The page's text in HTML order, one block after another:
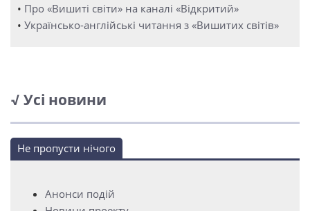
• Про «Вишиті світи» на каналі «Відкритий»
• Українсько-англійські читання з «Вишитих світів»
√ Усі новини
Не пропусти нічого
Анонси подій